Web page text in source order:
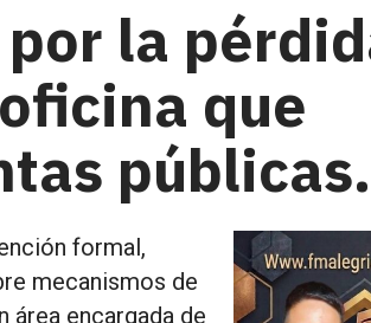
la
que
públicas.
formal,
mecanismos de
área encargada de